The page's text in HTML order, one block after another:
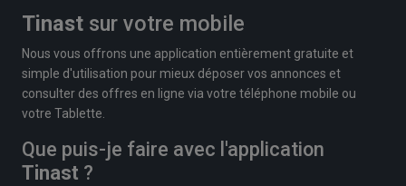
Tinast sur votre mobile
Nous vous offrons une application entièrement gratuite et
simple d'utilisation pour mieux déposer vos annonces et
consulter des offres en ligne via votre téléphone mobile ou
votre Tablette.
Que puis-je faire avec l'application
Tinast ?